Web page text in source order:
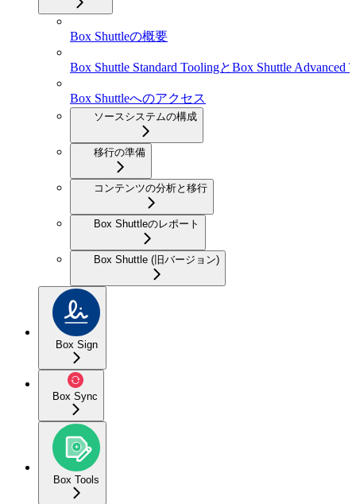
Box Shuttleの概要
Box Shuttle Standard ToolingとBox Shuttle Advanced
Box Shuttleへのアクセス
ソースシステムの構成
移行の準備
コンテンツの分析と移行
Box Shuttleのレポート
Box Shuttle (旧バージョン)
Box Sign
Box Sync
Box Tools